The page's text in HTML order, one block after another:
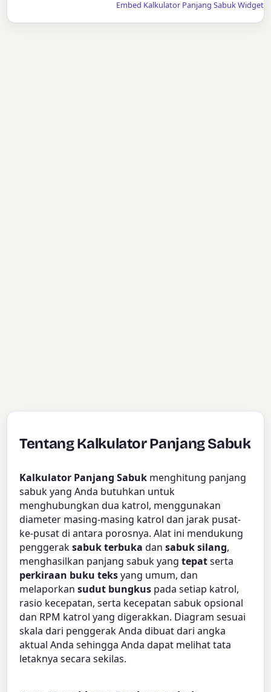
Embed Kalkulator Panjang Sabuk Widget
Tentang Kalkulator Panjang Sabuk
Kalkulator Panjang Sabuk menghitung panjang
sabuk yang Anda butuhkan untuk
menghubungkan dua katrol, menggunakan
diameter masing-masing katrol dan jarak pusat-
ke-pusat di antara porosnya. Alat ini mendukung
penggeraksabuk terbuka dansabuk silang,
menghasilkan panjang sabuk yangtepatserta
perkiraan buku teksyang umum, dan
melaporkansudut bungkus pada setiap katrol,
rasio kecepatan, serta kecepatan sabuk opsional
dan RPM katrol yang digerakkan. Diagram sesuai
skala dari penggerak Anda dibuat dari angka
aktual Anda sehingga Anda dapat melihat tata
letaknya secara sekilas.